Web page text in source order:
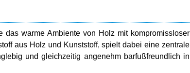
das warme Ambiente von Holz mit kompromissloser
aus Holz und Kunststoff, spielt dabei eine zentrale
und gleichzeitig angenehm barfußfreundlich in